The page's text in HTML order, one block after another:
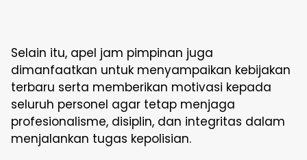
Selain itu, apel jam pimpinan juga
dimanfaatkan untuk menyampaikan kebijakan
terbaru serta memberikan motivasi kepada
seluruh personel agar tetap menjaga
profesionalisme, disiplin, dan integritas dalam
menjalankan tugas kepolisian.